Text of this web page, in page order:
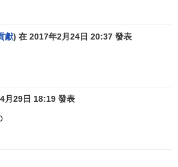
獻) 在 2017年2月24日 20:37 發表
月29日 18:19 發表